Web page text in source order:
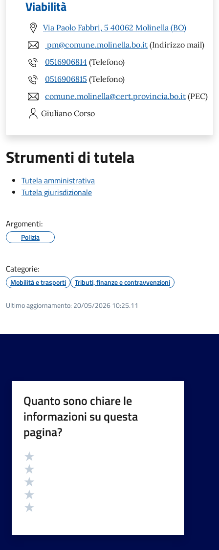
Viabilità
Via Paolo Fabbri, 5 40062 Molinella (BO)
pm@comune.molinella.bo.it (Indirizzo mail)
0516906814 (Telefono)
0516906815 (Telefono)
comune.molinella@cert.provincia.bo.it (PEC)
Giuliano Corso
Strumenti di tutela
Tutela amministrativa
Tutela giurisdizionale
Argomenti:
Polizia
Categorie:
Mobilità e trasporti Tributi, finanze e contravvenzioni
Ultimo aggiornamento: 20/05/2026 10:25.11
Quanto sono chiare le
informazioni su questa
pagina?
Valutazione